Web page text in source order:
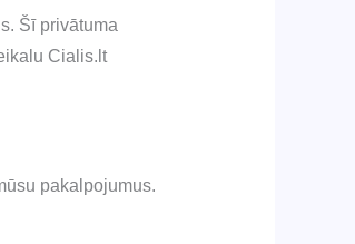
Šī privātuma
Cialis.lt
pakalpojumus.